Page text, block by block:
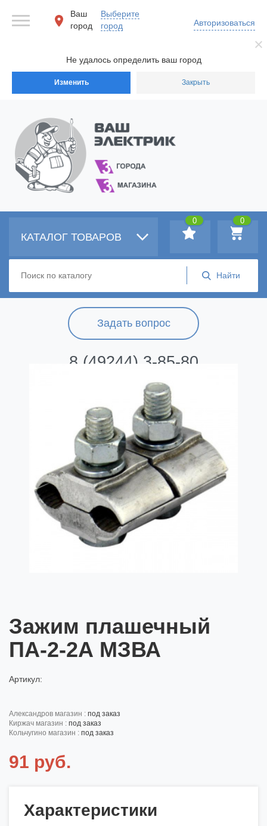
Не удалось определить ваш город
Изменить Закрыть
Ваш
город
Выберите
город
Авторизоваться
Задать вопрос
8 (49244) 3-85-80
КАТАЛОГ ТОВАРОВ
0
0
Зажим плашечный
ПА-2-2А МЗВА
Артикул:
александров магазин : под заказ
киржач магазин : под заказ
кольчугино магазин : под заказ
91 руб.
Характеристики